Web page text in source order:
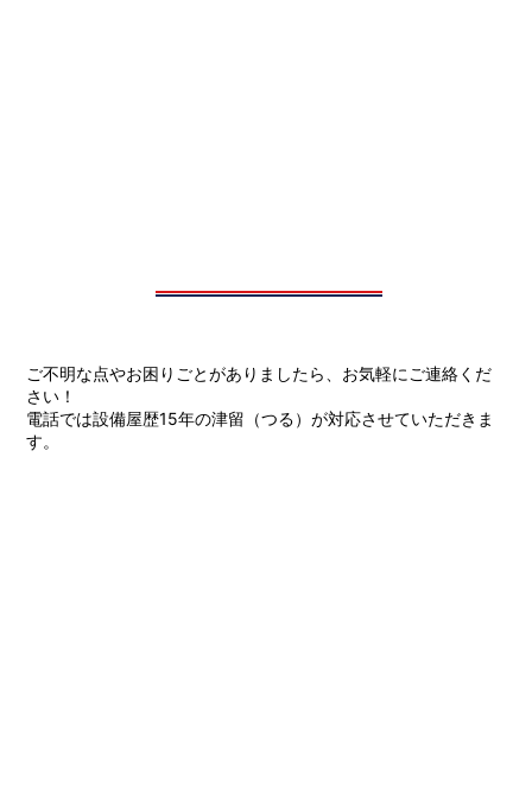
ご不明な点やお困りごとがありましたら、お気軽にご連絡くだ
さい！
電話では設備屋歴15年の津留（つる）が対応させていただきま
す。